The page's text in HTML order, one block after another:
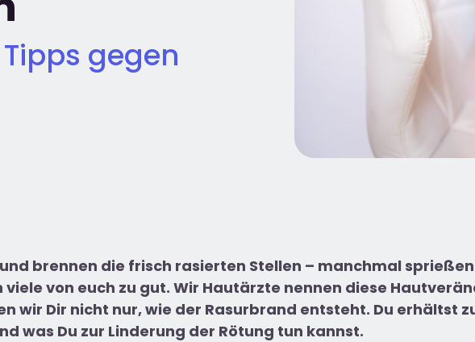
gegen
brennen die frisch rasierten Stellen – manchmal
viele von euch zu gut. Wir Hautärzte nennen diese
wir Dir nicht nur, wie der Rasurbrand entsteht. Du erhältst
was Du zur Linderung der Rötung tun kannst.